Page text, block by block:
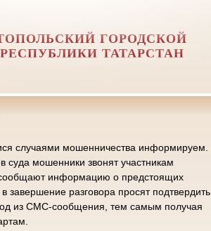
ГОРОДСКОЙ
ТАТАРСТАН
случаями мошенничества информируем.
суда мошенники звонят участникам
информацию о предстоящих
завершение разговора просят подтвердить
из СМС-сообщения, тем самым получая